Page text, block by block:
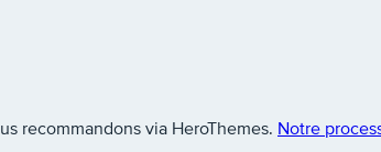
recommandons via HeroThemes. Notre